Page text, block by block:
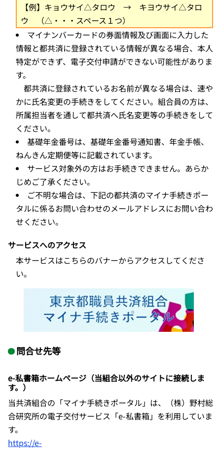
【例】キョウサイ△タロウ → キヨウサイ△タロ
ウ （△・・・スペース１つ）
マイナンバーカードの券面情報及び画面に入力した
情報と都共済に登録されている情報が異なる場合、本人
特定ができず、電子交付申請ができない可能性がありま
す。
都共済に登録されているお名前が異なる場合は、速や
かに氏名変更の手続きをしてください。 組合員の方は、
所属担当者を通して都共済へ氏名変更等の手続きをして
ください。
基礎年金番号は、基礎年金番号通知書、年金手帳、
ねんきん定期便等に記載されています。
サービス対象外の方はお手続きできません。あらか
じめご了承ください。
ご不明な場合は、下記の都共済のマイナ手続きポー
タルに係るお問い合わせのメールアドレスにお問い合わ
せください。
サービスへのアクセス
本サービスはこちらのバナーからアクセスしてくださ
い。
問合せ先等
e-私書箱ホームページ（当組合以外のサイトに接続しま
す。）
当共済組合の「マイナ手続きポータル」は、（株）野村総
合研究所の電子交付サービス「e-私書箱」を利用していま
す。
https://e-